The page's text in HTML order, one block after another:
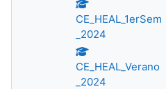
CE_HEAL_1erSem
_2024
CE_HEAL_Verano
_2024